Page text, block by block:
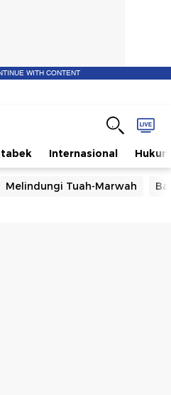
WITH CONTENT
Internasional Hukum
Melindungi Tuah-Marwah